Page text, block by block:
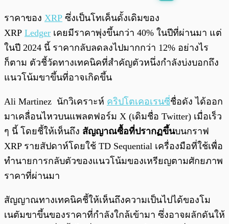
ราคาของ XRP ซึ่งเป็นโทเค็นดั้งเดิมของ
XRP Ledger เคยมีราคาพุ่งขึ้นกว่า 40% ในปีที่ผ่านมา แต่
ในปี 2024 นี้ ราคากลับลดลงไปมากกว่า 12% อย่างไร
ก็ตาม ตัวชี้วัดทางเทคนิคที่สำคัญตัวหนึ่งกำลังบ่งบอกถึง
แนวโน้มขาขึ้นที่อาจเกิดขึ้น
Ali Martinez นักวิเคราะห์ คริปโตเคอเรนซี่ชื่อดัง ได้ออก
มาเคลื่อนไหวบนแพลตฟอร์ม X (เดิมชื่อ Twitter) เมื่อเร็ว
ๆ นี้ โดยชี้ให้เห็นถึง สัญญาณซื้อที่ปรากฏขึ้นบนกราฟ
XRP รายสัปดาห์โดยใช้ TD Sequential เครื่องมือที่ใช้เพื่อ
ทำนายการกลับตัวของแนวโน้มของเหรียญตามศักยภาพ
ราคาที่ผ่านมา
สัญญาณทางเทคนิคชี้ให้เห็นถึงความเป็นไปได้ของโม
เนตัมขาขึ้นของราคาที่กำลังใกล้เข้ามา ซึ่งอาจผลักดันให้